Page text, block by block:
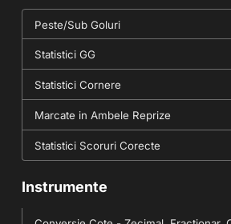
Peste/Sub Goluri
Statistici GG
Statistici Cornere
Marcate in Ambele Reprize
Statistici Scoruri Corecte
Instrumente